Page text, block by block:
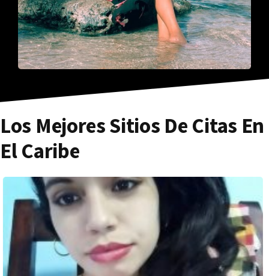
Los Mejores Sitios De Citas En
El Caribe